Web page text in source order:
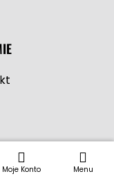
Moje Konto Menu